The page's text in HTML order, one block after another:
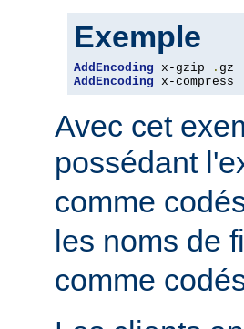
Exemple
AddEncoding x-gzip .
AddEncoding x-compress
Avec cet
possédant
comme
les noms de
comme